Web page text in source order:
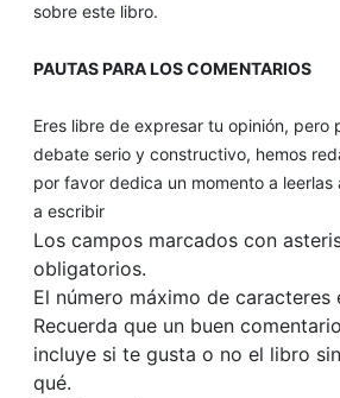
sobre este libro.
PAUTAS PARA LOS COMENTARIOS
Eres libre de expresar tu opinión, pero
debate serio y constructivo, hemos
por favor dedica un momento a
a escribir
Los campos marcados con
obligatorios.
El número máximo de caracteres
Recuerda que un buen
incluye si te gusta o no el libro
qué.